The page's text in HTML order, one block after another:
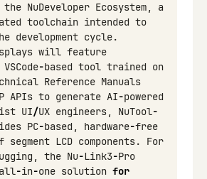
the NuDeveloper Ecosystem,
a
toolchain intended to
development cycle.
will feature
VSCode-based tool trained on
Reference Manuals
APIs to generate AI-powered
UI/UX engineers, NuTool-
PC-based, hardware-free
segment LCD components.
For
, the Nu-Link3-Pro
all-in-one solution for